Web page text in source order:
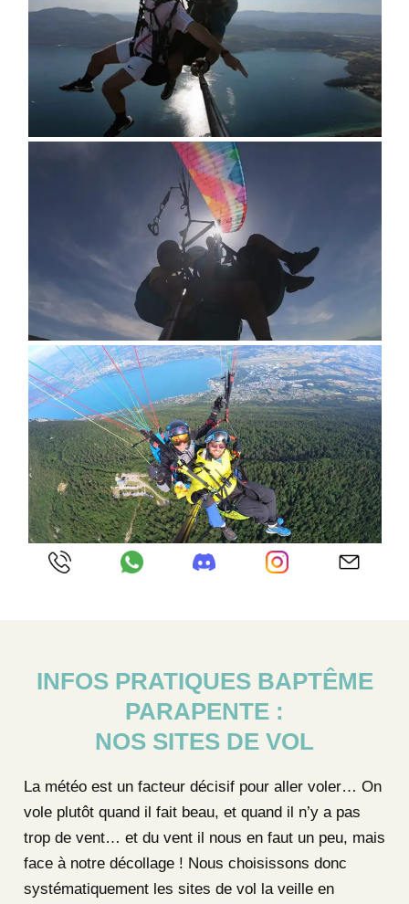
INFOS PRATIQUES BAPTÊME
PARAPENTE :
NOS SITES DE VOL
La météo est un facteur décisif pour aller voler… On
vole plutôt quand il fait beau, et quand il n’y a pas
trop de vent… et du vent il nous en faut un peu, mais
face à notre décollage ! Nous choisissons donc
systématiquement les sites de vol la veille en